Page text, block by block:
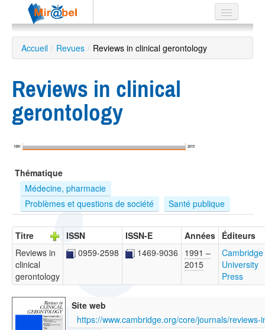
Le réseau
Soutien
Listes
Recherche
EN
ES
?
Accueil / Revues / Reviews in clinical gerontology
Reviews in clinical
gerontology
1991 2015
Thématique
Médecine, pharmacie
Problèmes et questions de société
Santé publique
Titre ISSN ISSN-E Années Éditeurs
Reviews in
clinical
gerontology
0959-2598 1469-9036
1991 –
2015
Cambridge
University
Press
Site web